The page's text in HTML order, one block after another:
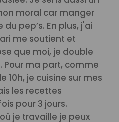
moral car manger
pep’s. En plus, j'ai
me soutient et
que moi, je double
Pour ma part, comme
10h, je cuisine sur mes
les recettes
pour 3 jours.
je travaille je peux